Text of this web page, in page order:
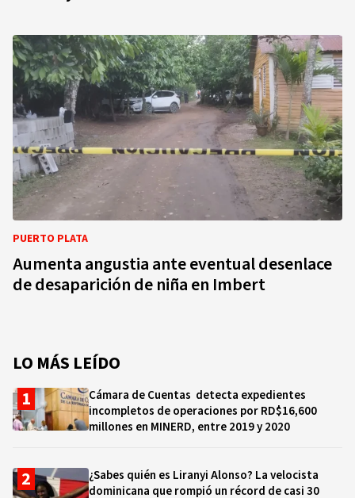
PUERTO PLATA
Aumenta angustia ante eventual desenlace
de desaparición de niña en Imbert
LO MÁS LEÍDO
Cámara de Cuentas detecta expedientes
incompletos de operaciones por RD$16,600
millones en MINERD, entre 2019 y 2020
¿Sabes quién es Liranyi Alonso? La velocista
dominicana que rompió un récord de casi 30